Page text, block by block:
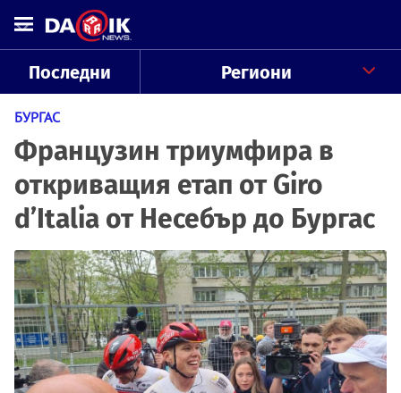
Последни Региони
БУРГАС
Французин триумфира в
откриващия етап от Giro
d’Italia от Несебър до Бургас